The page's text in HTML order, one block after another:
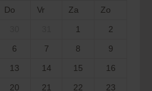
Do Vr Za
Zo
1
2
6 7 8
9
13 14 15
16
20 21 22 23